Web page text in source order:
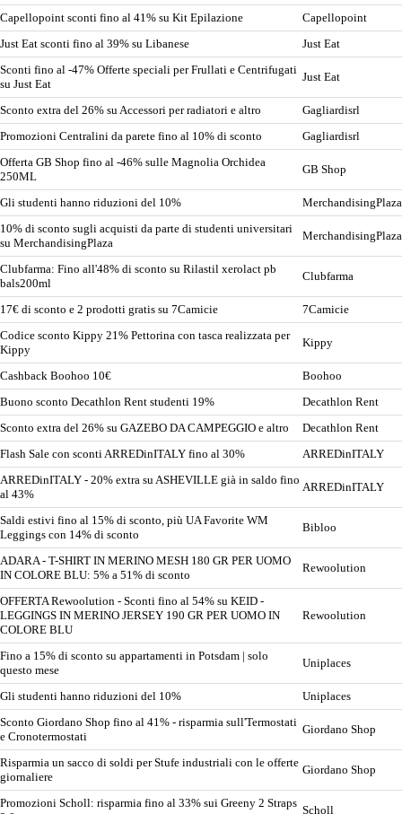
Capellopoint sconti fino al 41% su Kit Epilazione
Capellopoint
Just Eat sconti fino al 39% su Libanese
Just Eat
Sconti fino al -47% Offerte speciali per Frullati e Centrifugati
su Just Eat
Just Eat
Sconto extra del 26% su Accessori per radiatori e altro
Gagliardisrl
Promozioni Centralini da parete fino al 10% di sconto
Gagliardisrl
Offerta GB Shop fino al -46% sulle Magnolia Orchidea
250ML
GB Shop
Gli studenti hanno riduzioni del 10%
MerchandisingPlaza
10% di sconto sugli acquisti da parte di studenti universitari
su MerchandisingPlaza
MerchandisingPlaza
Clubfarma: Fino all'48% di sconto su Rilastil xerolact pb
bals200ml
Clubfarma
17€ di sconto e 2 prodotti gratis su 7Camicie
7Camicie
Codice sconto Kippy 21% Pettorina con tasca realizzata per
Kippy
Kippy
Cashback Boohoo 10€
Boohoo
Buono sconto Decathlon Rent studenti 19%
Decathlon Rent
Sconto extra del 26% su GAZEBO DA CAMPEGGIO e altro
Decathlon Rent
Flash Sale con sconti ARREDinITALY fino al 30%
ARREDinITALY
ARREDinITALY - 20% extra su ASHEVILLE già in saldo fino
al 43%
ARREDinITALY
Saldi estivi fino al 15% di sconto, più UA Favorite WM
Leggings con 14% di sconto
Bibloo
ADARA - T-SHIRT IN MERINO MESH 180 GR PER UOMO
IN COLORE BLU: 5% a 51% di sconto
Rewoolution
OFFERTA Rewoolution - Sconti fino al 54% su KEID -
LEGGINGS IN MERINO JERSEY 190 GR PER UOMO IN
COLORE BLU
Rewoolution
Fino a 15% di sconto su appartamenti in Potsdam | solo
questo mese
Uniplaces
Gli studenti hanno riduzioni del 10%
Uniplaces
Sconto Giordano Shop fino al 41% - risparmia sull'Termostati
e Cronotermostati
Giordano Shop
Risparmia un sacco di soldi per Stufe industriali con le offerte
giornaliere
Giordano Shop
Promozioni Scholl: risparmia fino al 33% sui Greeny 2 Straps
Scholl